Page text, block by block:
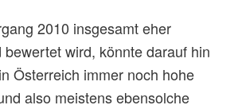
2010 insgesamt eher
wird, könnte darauf hin
Österreich immer noch hohe
also meistens ebensolche